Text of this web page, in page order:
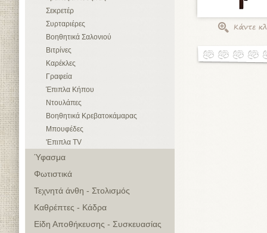
Σεκρετέρ
Συρταριέρες
Βοηθητικά Σαλονιού
Βιτρίνες
Καρέκλες
Γραφεία
Έπιπλα Κήπου
Ντουλάπες
Βοηθητικά Κρεβατοκάμαρας
Μπουφέδες
'Επιπλα TV
Ύφασμα
Φωτιστικά
Τεχνητά άνθη - Στολισμός
Καθρέπτες - Κάδρα
Είδη Αποθήκευσης - Συσκευασίας